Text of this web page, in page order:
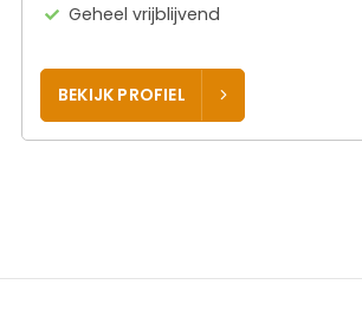
Geheel vrijblijvend
BEKIJK PROFIEL